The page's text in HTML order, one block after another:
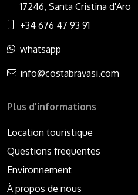
17246, Santa Cristina d'Aro
+34 676 47 93 91
whatsapp
info@costabravasi.com
Plus d'informations
Location touristique
Questions frequentes
Environnement
À propos de nous